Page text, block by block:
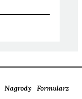
Nagrody Formularz